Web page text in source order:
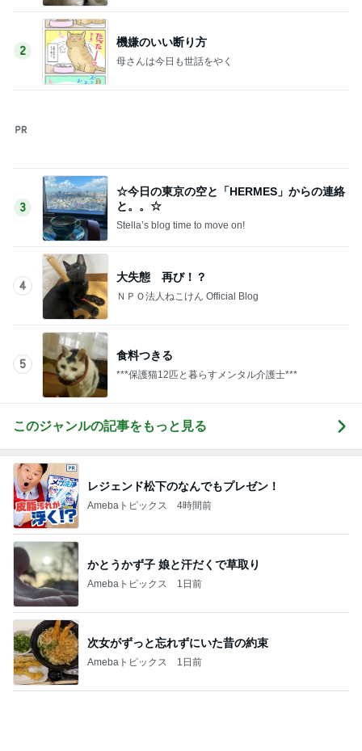
2
機嫌のいい断り方
母さんは今日も世話をやく
3
☆今日の東京の空と「HERMES」からの連絡
と。。☆
Stella’s blog time to move on!
4
大失態 再び！？
ＮＰＯ法人ねこけん Official Blog
5
食料つきる
***保護猫12匹と暮らすメンタル介護士***
このジャンルの記事をもっと見る
レジェンド松下のなんでもプレゼン！
Amebaトピックス 4時間前
かとうかず子 娘と汗だくで草取り
Amebaトピックス 1日前
次女がずっと忘れずにいた昔の約束
Amebaトピックス 1日前